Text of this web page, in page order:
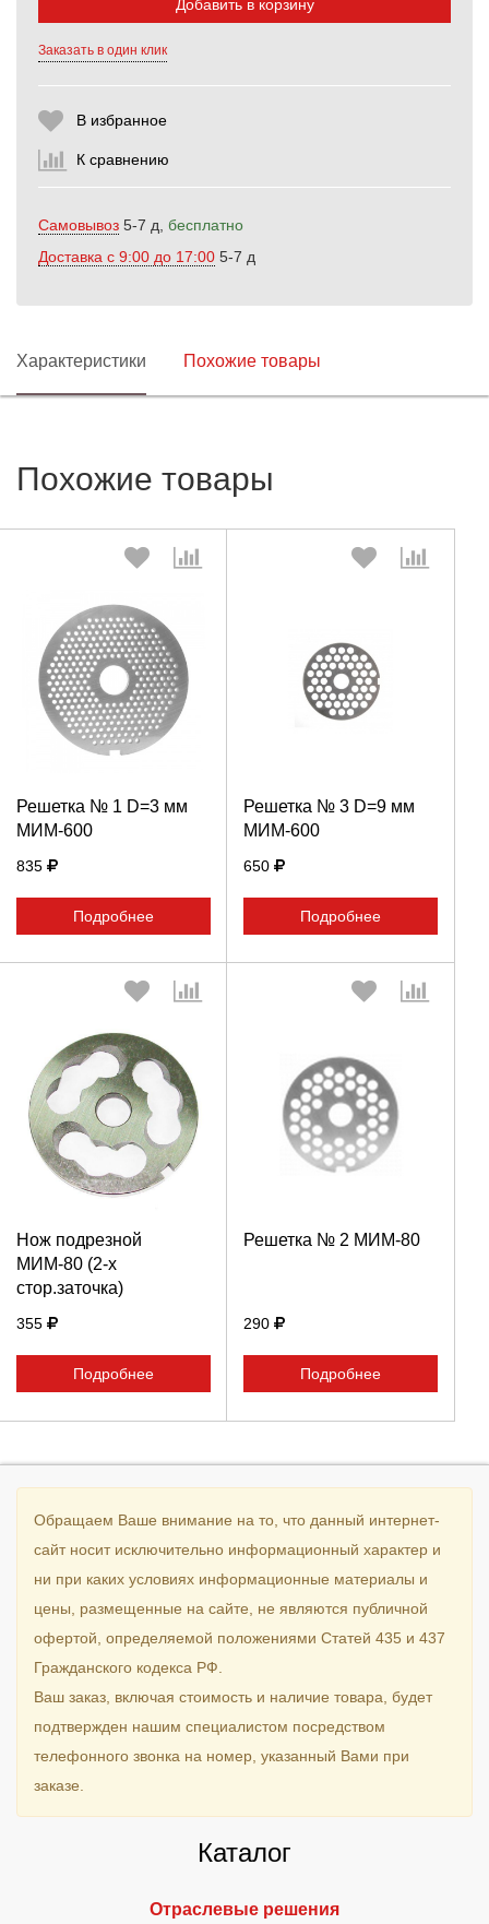
Добавить в корзину
Заказать в один клик
В избранное
К сравнению
Самовывоз 5-7 д, бесплатно
Доставка c 9:00 до 17:00 5-7 д
Характеристики Похожие товары
Похожие товары
Решетка № 1 D=3 мм
МИМ-600
835
Подробнее
Выберите количество:
Отмена
Решетка № 3 D=9 мм
МИМ-600
650
Подробнее
Выберите количество:
Отмена
Нож подрезной
МИМ-80 (2-х
стор.заточка)
355
Подробнее
Выберите количество:
Продолжить
Отмена
Решетка № 2 МИМ-80
290
Подробнее
Выберите количество:
Продолжить
Обращаем Ваше внимание на то, что данный интернет-
сайт носит исключительно информационный характер и
ни при каких условиях информационные материалы и
цены, размещенные на сайте, не являются публичной
офертой, определяемой положениями Статей 435 и 437
Гражданского кодекса РФ.
Ваш заказ, включая стоимость и наличие товара, будет
подтвержден нашим специалистом посредством
телефонного звонка на номер, указанный Вами при
заказе.
Каталог
Отраслевые решения